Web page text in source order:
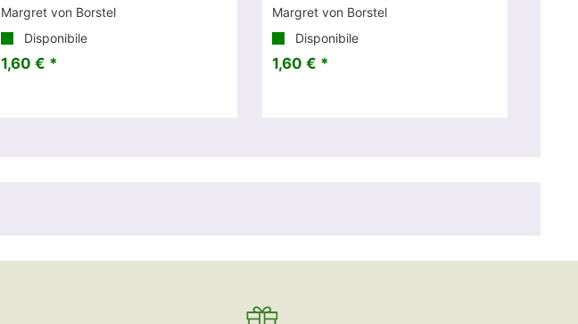
Margret von Borstel
Disponibile
1,60 € *
Margret von Borstel
Disponibile
1,60 € *